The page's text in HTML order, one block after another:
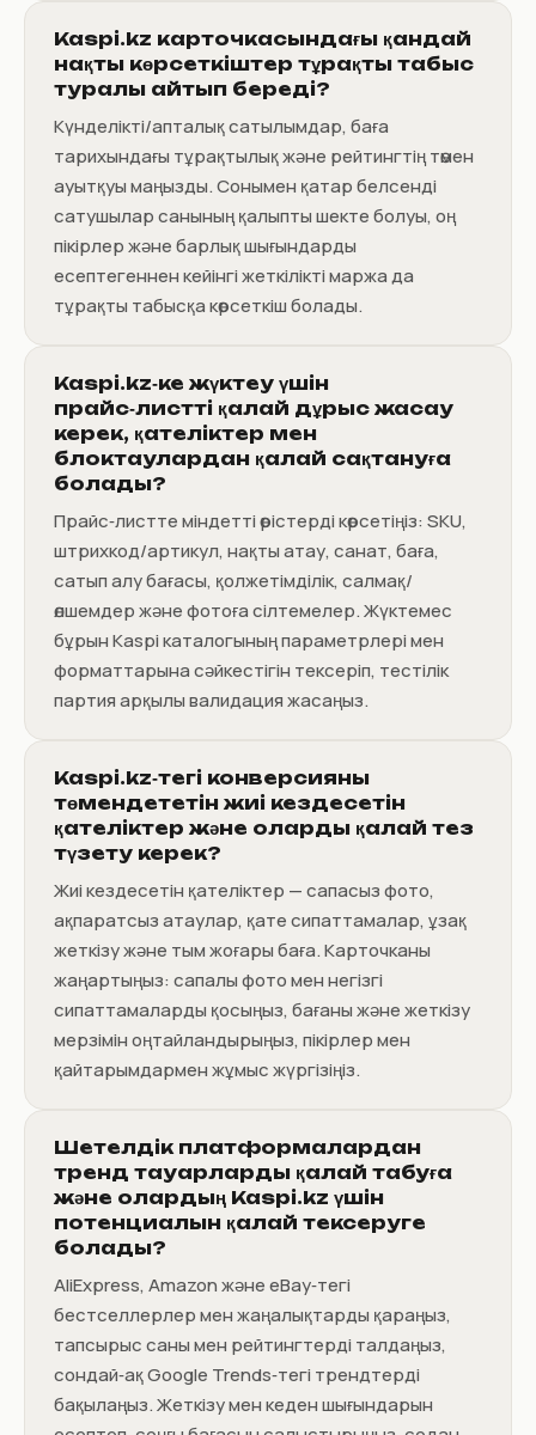
Kaspi.kz карточкасындағы қандай
нақты көрсеткіштер тұрақты табыс
туралы айтып береді?
Күнделікті/апталық сатылымдар, баға
тарихындағы тұрақтылық және рейтингтің төмен
ауытқуы маңызды. Сонымен қатар белсенді
сатушылар санының қалыпты шекте болуы, оң
пікірлер және барлық шығындарды
есептегеннен кейінгі жеткілікті маржа да
тұрақты табысқа көрсеткіш болады.
Kaspi.kz‑ке жүктеу үшін
прайс‑листті қалай дұрыс жасау
керек, қателіктер мен
блоктаулардан қалай сақтануға
болады?
Прайс‑листте міндетті өрістерді көрсетіңіз: SKU,
штрихкод/артикул, нақты атау, санат, баға,
сатып алу бағасы, қолжетімділік, салмақ/
өлшемдер және фотоға сілтемелер. Жүктемес
бұрын Kaspi каталогының параметрлері мен
форматтарына сәйкестігін тексеріп, тестілік
партия арқылы валидация жасаңыз.
Kaspi.kz‑тегі конверсияны
төмендететін жиі кездесетін
қателіктер және оларды қалай тез
түзету керек?
Жиі кездесетін қателіктер — сапасыз фото,
ақпаратсыз атаулар, қате сипаттамалар, ұзақ
жеткізу және тым жоғары баға. Карточканы
жаңартыңыз: сапалы фото мен негізгі
сипаттамаларды қосыңыз, бағаны және жеткізу
мерзімін оңтайландырыңыз, пікірлер мен
қайтарымдармен жұмыс жүргізіңіз.
Шетелдік платформалардан
тренд тауарларды қалай табуға
және олардың Kaspi.kz үшін
потенциалын қалай тексеруге
болады?
AliExpress, Amazon және eBay‑тегі
бестселлерлер мен жаңалықтарды қараңыз,
тапсырыс саны мен рейтингтерді талдаңыз,
сондай‑ақ Google Trends‑тегі трендтерді
бақылаңыз. Жеткізу мен кеден шығындарын